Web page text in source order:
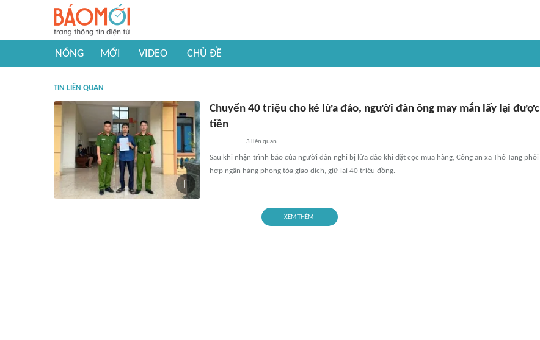
NÓNG MỚI VIDEO CHỦ ĐỀ
TIN LIÊN QUAN
Chuyển 40 triệu cho kẻ lừa đảo, người đàn ông may mắn lấy lại được
tiền
3 liên quan
Sau khi nhận trình báo của người dân nghi bị lừa đảo khi đặt cọc mua hàng, Công an xã Thổ Tang phối
hợp ngân hàng phong tỏa giao dịch, giữ lại 40 triệu đồng.
XEM THÊM